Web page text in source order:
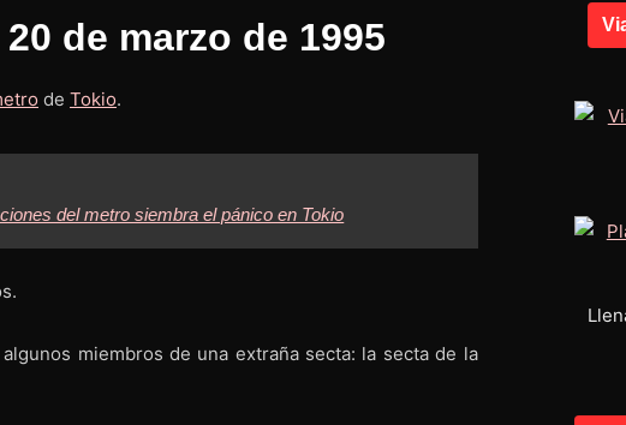
de marzo de 1995
de Tokio.
del metro siembra el pánico en Tokio
miembros de una extraña secta: la secta de la